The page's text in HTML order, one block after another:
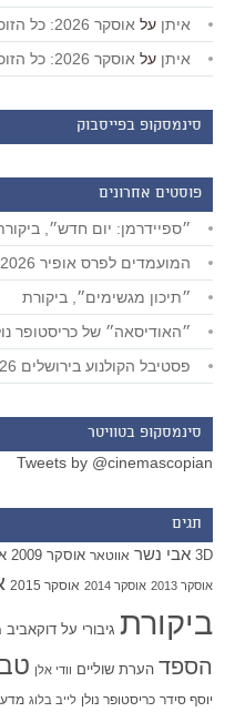
איתן על אוסקר 2026: כל הזוכים
איתן על אוסקר 2026: כל הזוכים
סינמסקופ בפייסבוק
פוסטים אחרונים
״ספיידרמן: יום חדש״,
המועמדים לפרס אופיר 2026: ״עצמאות״ מוביל
״תיכון מגשימים״, ביקורת
״האודיסאה״ של כריסטופר
פסטיבל הקולנוע בירושלים 2026: שמונה או תשע המלצות
סינמסקופ בטוויטר
Tweets by @cinemascopian
תגים
3D אבי נשר אווטאר אוסקר 2009
אוסקר 2013 אוסקר 2014 אוסקר 2015
ביקורת גיבורי על דוקאביב
הספד הערת שוליים וודי אלן
יוסף סידר כריסטופר נולן לייב בלוג מדע